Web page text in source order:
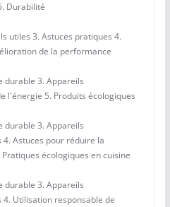
Durabilité
utiles 3. Astuces pratiques 4.
de la performance
durable 3. Appareils
l'énergie 5. Produits écologiques
durable 3. Appareils
Astuces pour réduire la
écologiques en cuisine
durable 3. Appareils
Utilisation responsable de